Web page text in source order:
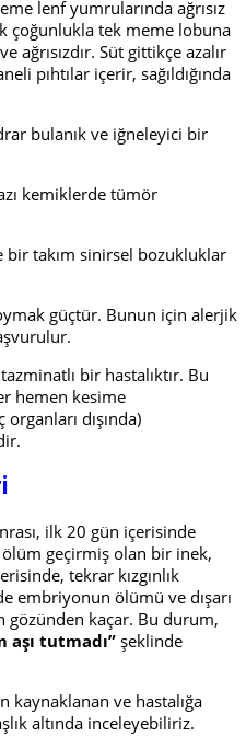
lenf yumrularında ağrısız
çoğunlukla tek meme lobuna
ağrısızdır. Süt gittikçe azalır
pıhtılar içerir, sağıldığında
bulanık ve iğneleyici bir
kemiklerde tümör
bir takım sinirsel bozukluklar
güçtür. Bunun için alerjik
bir hastalıktır. Bu
hemen kesime
dışında)
ilk 20 gün içerisinde
geçirmiş olan bir inek,
tekrar kızgınlık
embriyonun ölümü ve dışarı
gözünden kaçar. Bu durum,
aşı tutmadı” şeklinde
kaynaklanan ve hastalığa
altında inceleyebiliriz.